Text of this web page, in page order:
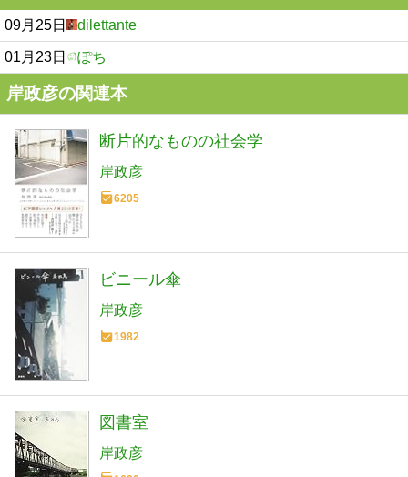
09月25日 dilettante
01月23日 ぽち
岸政彦の関連本
断片的なものの社会学
岸政彦
6205
ビニール傘
岸政彦
1982
図書室
岸政彦